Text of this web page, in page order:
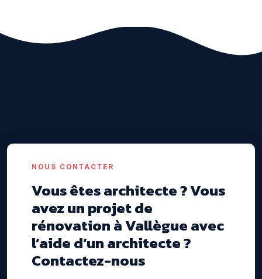
NOUS CONTACTER
Vous êtes architecte ? Vous
avez un projet de
rénovation à Vallègue avec
l’aide d’un architecte ?
Contactez-nous